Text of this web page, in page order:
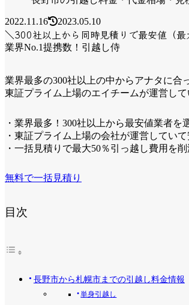
2022.11.16 2023.05.10
＼300社以上から同時見積りで最安値（
業界No.1提携数！引越し侍
業界最多の300社以上の中からアナタに合
東証プライム上場のエイチームが運営し
・業界最多！300社以上から最安値業者を
・東証プライム上場の会社が運営してい
・一括見積りで最大50％引っ越し費用を
無料で一括見積り
目次
長野市から札幌市までの引越し料金情報
単身引越し